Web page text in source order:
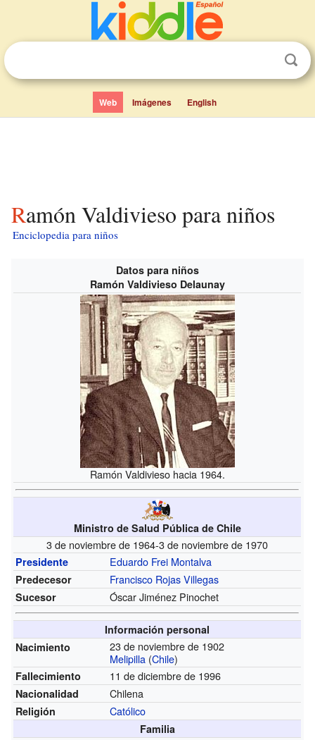
Web Imágenes English
Ramón Valdivieso para niños
Enciclopedia para niños
Datos para niños
Ramón Valdivieso Delaunay
Ramón Valdivieso hacia 1964.
Ministro de Salud Pública de Chile
3 de noviembre de 1964-3 de noviembre de 1970
Presidente Eduardo Frei Montalva
Predecesor Francisco Rojas Villegas
Sucesor Óscar Jiménez Pinochet
Información personal
Nacimiento
23 de noviembre de 1902
Melipilla (Chile)
Fallecimiento 11 de diciembre de 1996
Nacionalidad Chilena
Religión Católico
Familia